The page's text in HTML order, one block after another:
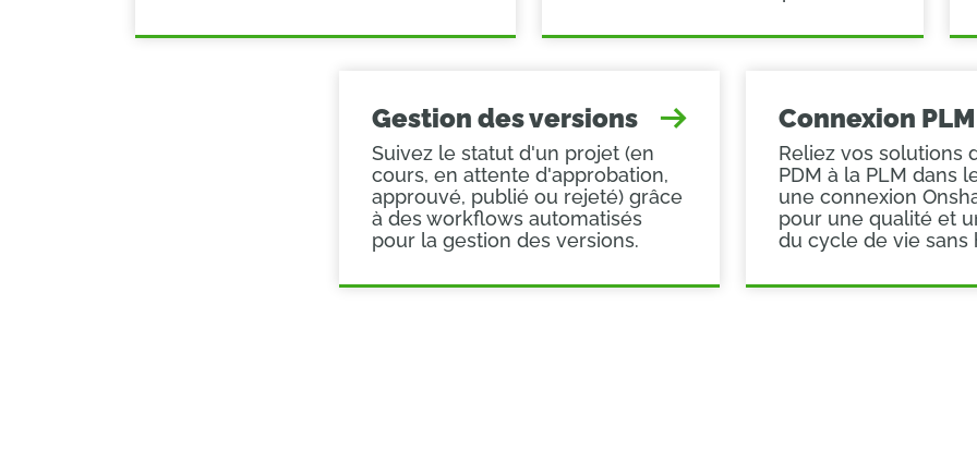
Gestion des versions
Suivez le statut d'un projet (en
cours, en attente d'approbation,
approuvé, publié ou rejeté) grâce
à des workflows automatisés
pour la gestion des versions.
Connexion
Reliez vos solutions
PDM à la PLM dans
une connexion
pour une qualité et
du cycle de vie sans